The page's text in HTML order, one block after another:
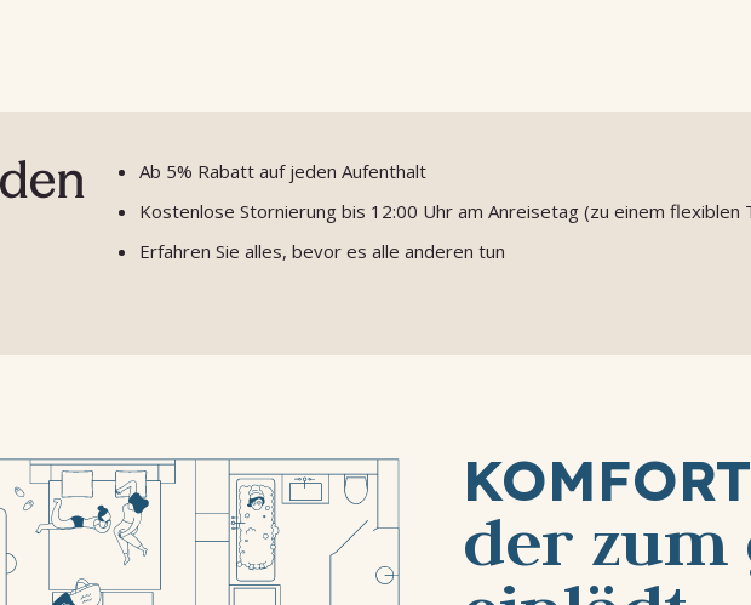
Ab 5% Rabatt auf jeden Aufenthalt
Kostenlose Stornierung bis 12:00 Uhr am Anreisetag (zu einem flexiblen
Erfahren Sie alles, bevor es alle anderen tun
KOMFORT
der zum